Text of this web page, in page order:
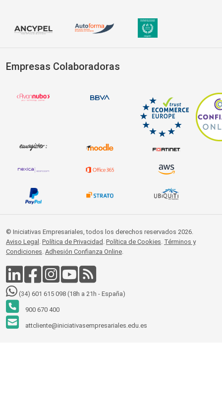
Empresas Colaboradoras
© Iniciativas Empresariales, todos los derechos reservados 2026.
Aviso Legal
Política de Privacidad Política de Cookies Términos y
Condiciones Adhesión Confianza Online
(34) 601 615 098 (18h a 21h - España)
900 670 400
attcliente@iniciativasempresariales.edu.es